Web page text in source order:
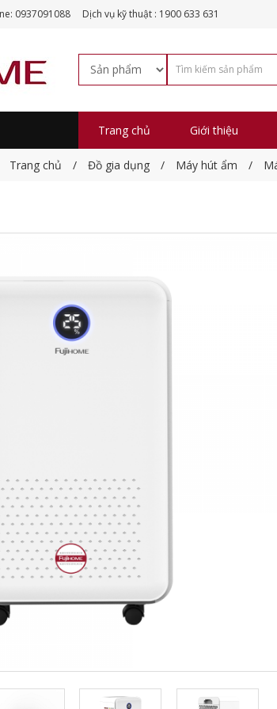
0937091088 Dịch vụ kỹ thuật : 1900 633 631
Trang chủ Giới thiệu
Trang chủ Đồ gia dụng Máy hút ẩm